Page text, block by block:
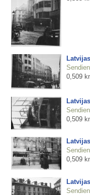
0,509
0,509
0,509